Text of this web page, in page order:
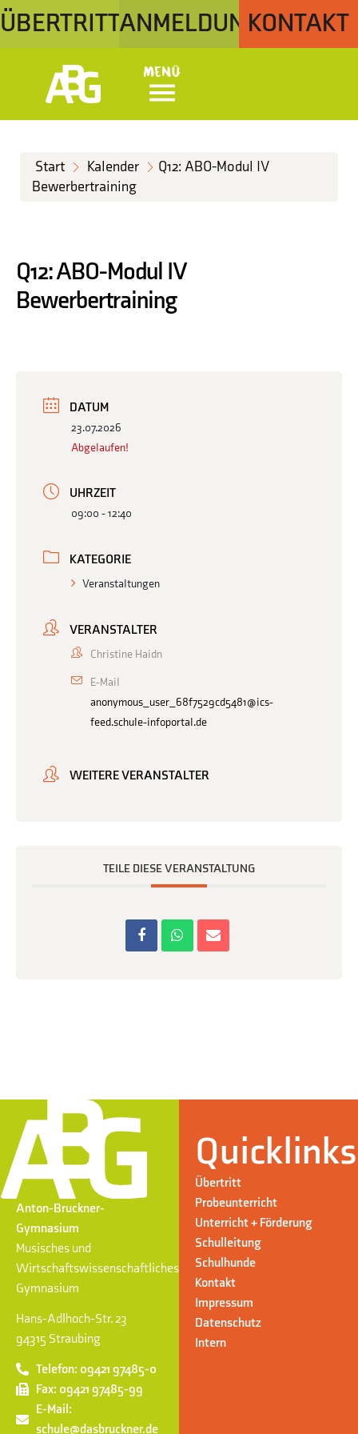
ÜBERTRITTANMELDUNGKONTAKT
Menü
Start Kalender
Q12: ABO-Modul IV
Bewerbertraining
Q12: ABO-Modul IV
Bewerbertraining
DATUM
23.07.2026
Abgelaufen!
UHRZEIT
09:00 - 12:40
KATEGORIE
Veranstaltungen
VERANSTALTER
Christine Haidn
E-Mail
anonymous_user_68f7529cd5481@ics-
feed.schule-infoportal.de
WEITERE VERANSTALTER
TEILE DIESE VERANSTALTUNG
Anton-Bruckner-
Gymnasium
Musisches und
Wirtschaftswissenschaftliches
Gymnasium
Hans-Adlhoch-Str. 23
94315 Straubing
Telefon: 09421 97485-0
Fax: 09421 97485-99
E-Mail:
schule@dasbruckner.de
Quicklinks
Übertritt
Probeunterricht
Unterricht + Förderung
Schulleitung
Schulhunde
Kontakt
Impressum
Datenschutz
Intern